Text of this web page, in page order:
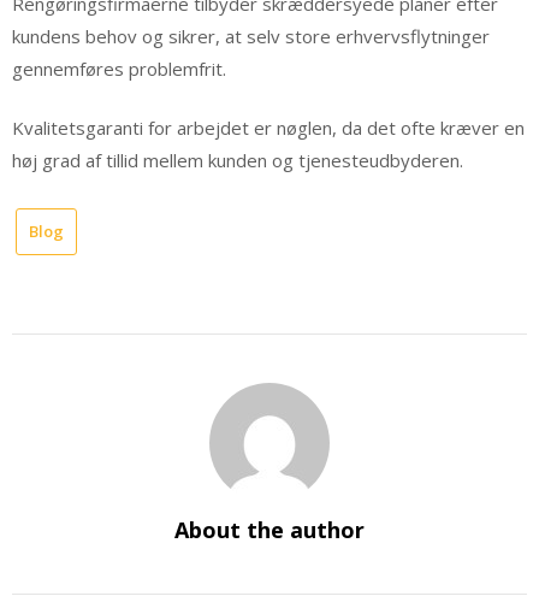
kundens behov og sikrer, at selv store erhvervsflytninger
gennemføres problemfrit.
Kvalitetsgaranti for arbejdet er nøglen, da det ofte kræver en
høj grad af tillid mellem kunden og tjenesteudbyderen.
Blog
About the author